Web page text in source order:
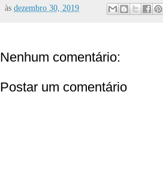
às dezembro 30, 2019
Nenhum comentário:
Postar um comentário